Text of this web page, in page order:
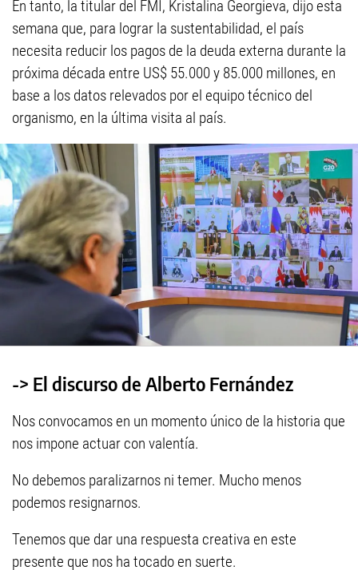
En tanto, la titular del FMI, Kristalina Georgieva, dijo esta
semana que, para lograr la sustentabilidad, el país
necesita reducir los pagos de la deuda externa durante la
próxima década entre US$ 55.000 y 85.000 millones, en
base a los datos relevados por el equipo técnico del
organismo, en la última visita al país.
-> El discurso de Alberto Fernández
Nos convocamos en un momento único de la historia que
nos impone actuar con valentía.
No debemos paralizarnos ni temer. Mucho menos
podemos resignarnos.
Tenemos que dar una respuesta creativa en este
presente que nos ha tocado en suerte.